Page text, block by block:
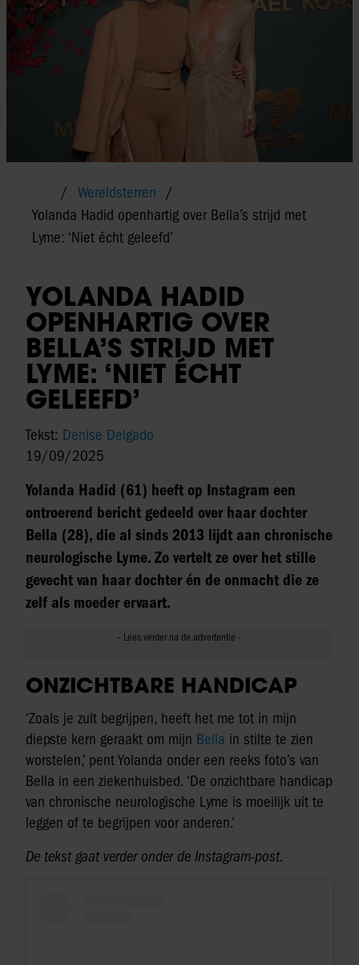
Wereldsterren
Yolanda Hadid openhartig over Bella’s strijd met
Lyme: ‘Niet écht geleefd’
YOLANDA HADID
OPENHARTIG OVER
BELLA’S STRIJD MET
LYME: ‘NIET ÉCHT
GELEEFD’
Tekst: Denise Delgado
19/09/2025
Yolanda Hadid (61) heeft op Instagram een
ontroerend bericht gedeeld over haar dochter
Bella (28), die al sinds 2013 lijdt aan chronische
neurologische Lyme. Zo vertelt ze over het stille
gevecht van haar dochter én de onmacht die ze
zelf als moeder ervaart.
ONZICHTBARE HANDICAP
‘Zoals je zult begrijpen, heeft het me tot in mijn
diepste kern geraakt om mijn Bella in stilte te zien
worstelen,’ pent Yolanda onder een reeks foto’s van
Bella in een ziekenhuisbed. ‘De onzichtbare handicap
van chronische neurologische Lyme is moeilijk uit te
leggen of te begrijpen voor anderen.’
De tekst gaat verder onder de Instagram-post.